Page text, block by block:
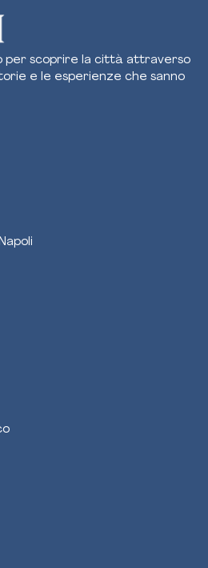
per scoprire la città attraverso
e le esperienze che sanno